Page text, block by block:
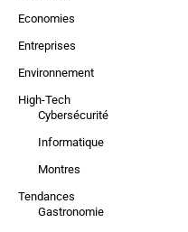
Economies
Entreprises
Environnement
High-Tech
Cybersécurité
Informatique
Montres
Tendances
Gastronomie